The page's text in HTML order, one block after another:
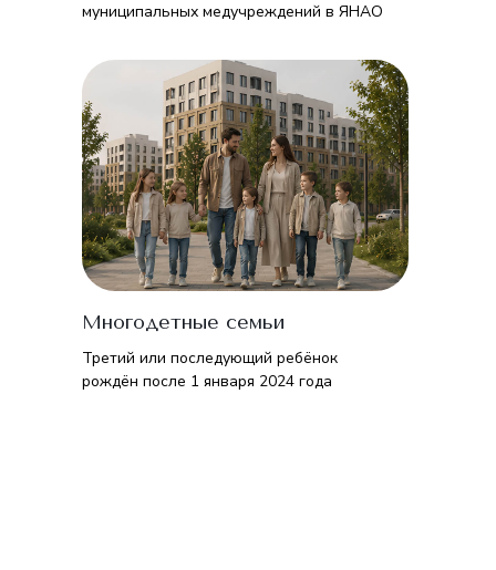
Многодетные семьи
Третий или последующий ребёнок
рождён после 1 января 2024 года
муниципальных медучреждений в ЯНАО